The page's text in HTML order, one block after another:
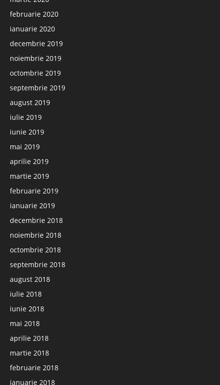
februarie 2020
ianuarie 2020
decembrie 2019
noiembrie 2019
octombrie 2019
septembrie 2019
august 2019
iulie 2019
iunie 2019
mai 2019
aprilie 2019
martie 2019
februarie 2019
ianuarie 2019
decembrie 2018
noiembrie 2018
octombrie 2018
septembrie 2018
august 2018
iulie 2018
iunie 2018
mai 2018
aprilie 2018
martie 2018
februarie 2018
ianuarie 2018